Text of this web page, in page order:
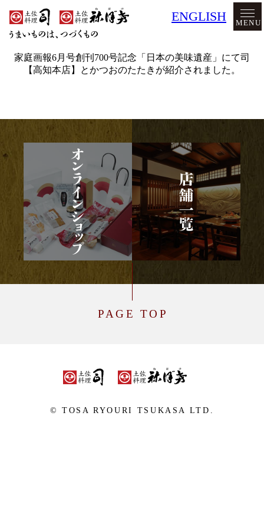
ENGLISH MENU
家庭画報6月号創刊700号記念「日本の美味遺産」にて司
【高知本店】とかつおのたたきが紹介されました。
PAGE TOP
© TOSA RYOURI TSUKASA LTD.